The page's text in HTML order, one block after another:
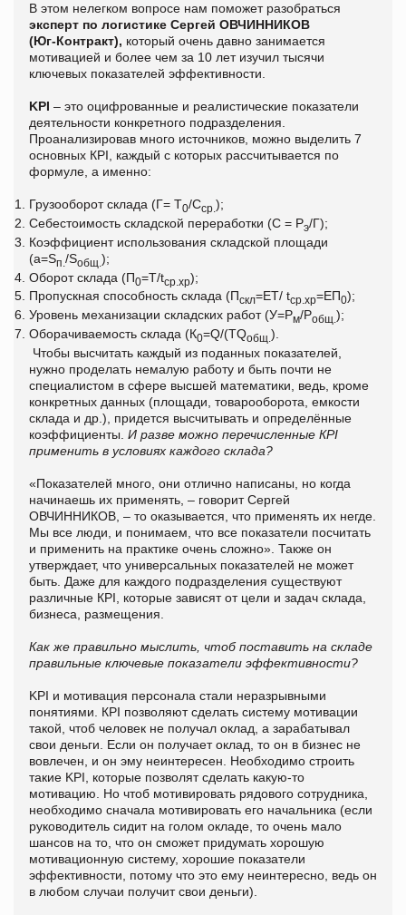
В этом нелегком вопросе нам поможет разобраться
эксперт по логистике Сергей ОВЧИННИКОВ
(Юг-Контракт), который очень давно занимается
мотивацией и более чем за 10 лет изучил тысячи
ключевых показателей эффективности.
KPI – это оцифрованные и реалистические показатели
деятельности конкретного подразделения.
Проанализировав много источников, можно выделить 7
основных КРI, каждый с которых рассчитывается по
формуле, а именно:
Грузооборот склада (Г= Т0/Сср. );
Себестоимость складской переработки (С = Рэ/Г);
Коэффициент использования складской площади
(a=Sп. /Sобщ. );
Оборот склада (П0=Т/tср.xp);
Пропускная способность склада (Пскл=ЕТ/ tср.xp=EП0);
Уровень механизации складских работ (У=Рм/Робщ. );
Оборачиваемость склада (К0=Q/(TQобщ. ).
Чтобы высчитать каждый из поданных показателей,
нужно проделать немалую работу и быть почти не
специалистом в сфере высшей математики, ведь, кроме
конкретных данных (площади, товарооборота, емкости
склада и др.), придется высчитывать и определённые
коэффициенты. И разве можно перечисленные КРI
применить в условиях каждого склада?
«Показателей много, они отлично написаны, но когда
начинаешь их применять, – говорит Сергей
ОВЧИННИКОВ, – то оказывается, что применять их негде.
Мы все люди, и понимаем, что все показатели посчитать
и применить на практике очень сложно». Также он
утверждает, что универсальных показателей не может
быть. Даже для каждого подразделения существуют
различные КРI, которые зависят от цели и задач склада,
бизнеса, размещения.
Как же правильно мыслить, чтоб поставить на складе
правильные ключевые показатели эффективности?
KPI и мотивация персонала стали неразрывными
понятиями. КРI позволяют сделать систему мотивации
такой, чтоб человек не получал оклад, а зарабатывал
свои деньги. Если он получает оклад, то он в бизнес не
вовлечен, и он эму неинтересен. Необходимо строить
такие KPI, которые позволят сделать какую-то
мотивацию. Но чтоб мотивировать рядового сотрудника,
необходимо сначала мотивировать его начальника (если
руководитель сидит на голом окладе, то очень мало
шансов на то, что он сможет придумать хорошую
мотивационную систему, хорошие показатели
эффективности, потому что это ему неинтересно, ведь он
в любом случаи получит свои деньги).